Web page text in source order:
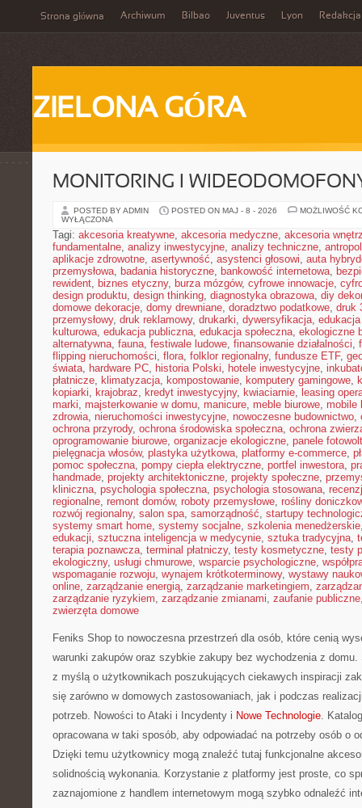
Strona główna Archiwum Bilbao Juventus Lyon Redakcja
ZIELONA GÓRA
MONITORING I
POSTED BY ADMIN POSTED ON MAJ - 8 - 2026
MOŻLIWOŚĆ
WYŁĄCZONA
Tagi: akcesoria kreatywne, akcesoria medyczne, akcesoria
fundamentalne, analizy inwestycyjne, analizy techniczne,
aplikacje zdrowotne, asertywność, asystenci głosowi, auta
przemysłowa, badania historyczne, bankowość internetowa,
rewident, biznes etyczny, burza mózgów, cyfrowe innowacje,
design produktu, design thinking, diagnostyka obrazowa, diy
domowe dekoracje, domy drewniane, doradztwo podatkowe, druk
przemysłowy, druk reklamowy, drukarki, dywersyfikacja,
kulturowa, edukacja publiczna, edukacja społeczna, ekologiczne
alternatywna, fauna, festiwale ludowe, finansowanie działalności,
flipping nieruchomości, flora, folklor regionalny, fundusze ETF,
świata, hardware PC, historia Polski, hotele inwestycyjne,
płatnicze, klimatyzacja, kompostowanie, komputery gamingowe,
kopiarki, krajobraz, kredyt inwestycyjny, kwiaciarnie, leasing
marki, majsterkowanie w domu, manicure, meble biurowe, mobile
zdrowia, nieruchomości inwestycyjne, nowoczesne budownictwo,
ochrona przyrody, ochrona środowiska społeczna, ochrona
oprogramowanie biurowe, organizacje ekologiczne, panele
pielęgnacja włosów, plastyka użytkowa, platformy e-commerce,
pomoc społeczna, pompy ciepła elektryczne, portfel inwestora,
handmade, projekty architektoniczne, projekty społeczne,
kliniczna, psychologia społeczna, psychologia stosowana,
regionalne, remont domów, roboty przemysłowe, rośliny
rozwój regionalny, salon spa, samorządność, startupy
systemy smart home, systemy socjalne, szkolenia menedżerskie
edukacji, sztuczna inteligencja w medycynie, sztuka tradycyjna,
terapia poznawcza, terminal płatniczy, testy kosmetyczne, testy
ekologiczny, usługi chmurowe, wsparcie psychologiczne,
wspomaganie rozwoju, wynajem krótkoterminowy, wystawy
online, zarządzanie energią, zarządzanie marketingiem,
zarządzanie ryzykiem, zarządzanie zmianami, zaufanie publiczne
zwierzęta domowe
Feniks Shop to nowoczesna przestrzeń dla osób, które cenią
warunki zakupów oraz szybkie zakupy bez wychodzenia z domu.
z myślą o użytkownikach poszukujących ciekawych inspiracji
się zarówno w domowych zastosowaniach, jak i podczas
potrzeb. Nowości to Ataki i Incydenty i Nowe Technologie.
opracowana w taki sposób, aby odpowiadać na potrzeby osób o
Dzięki temu użytkownicy mogą znaleźć tutaj funkcjonalne
solidnością wykonania. Korzystanie z platformy jest proste, co
zaznajomione z handlem internetowym mogą szybko odnaleźć